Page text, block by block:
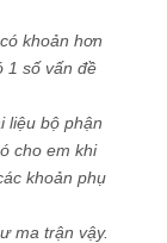
khoản hơn
1 số vấn đề
liệu bộ phận
cho em khi
khoản phụ
ma trận vậy.